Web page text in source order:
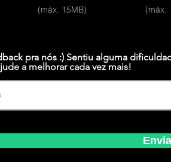
(máx. 15MB) (máx.
pra nós :) Sentiu alguma
a melhorar cada vez mais!